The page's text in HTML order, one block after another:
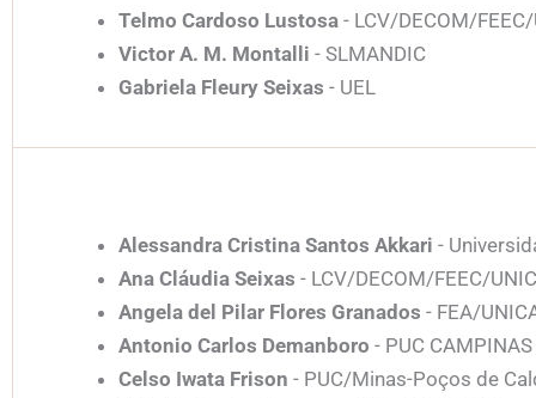
Telmo Cardoso Lustosa - LCV/DECOM/
Victor A. M. Montalli - SLMANDIC
Gabriela Fleury Seixas - UEL
Alessandra Cristina Santos Akkari -
Ana Cláudia Seixas - LCV/DECOM/FEEC/
Angela del Pilar Flores Granados - FEA/
Antonio Carlos Demanboro - PUC CAMPINAS
Celso Iwata Frison - PUC/Minas-Poços de